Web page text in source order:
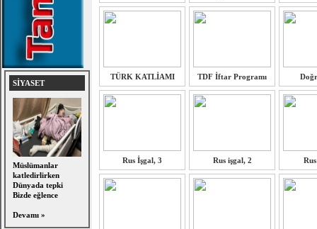
SİYASET
Müslümanlar
katledirlirken
Dünyada tepki
Bizde eğlence
Devamı »
TÜRK KATLİAMI TDF İftar Programı
Rus İşgal, 3 Rus işgal, 2